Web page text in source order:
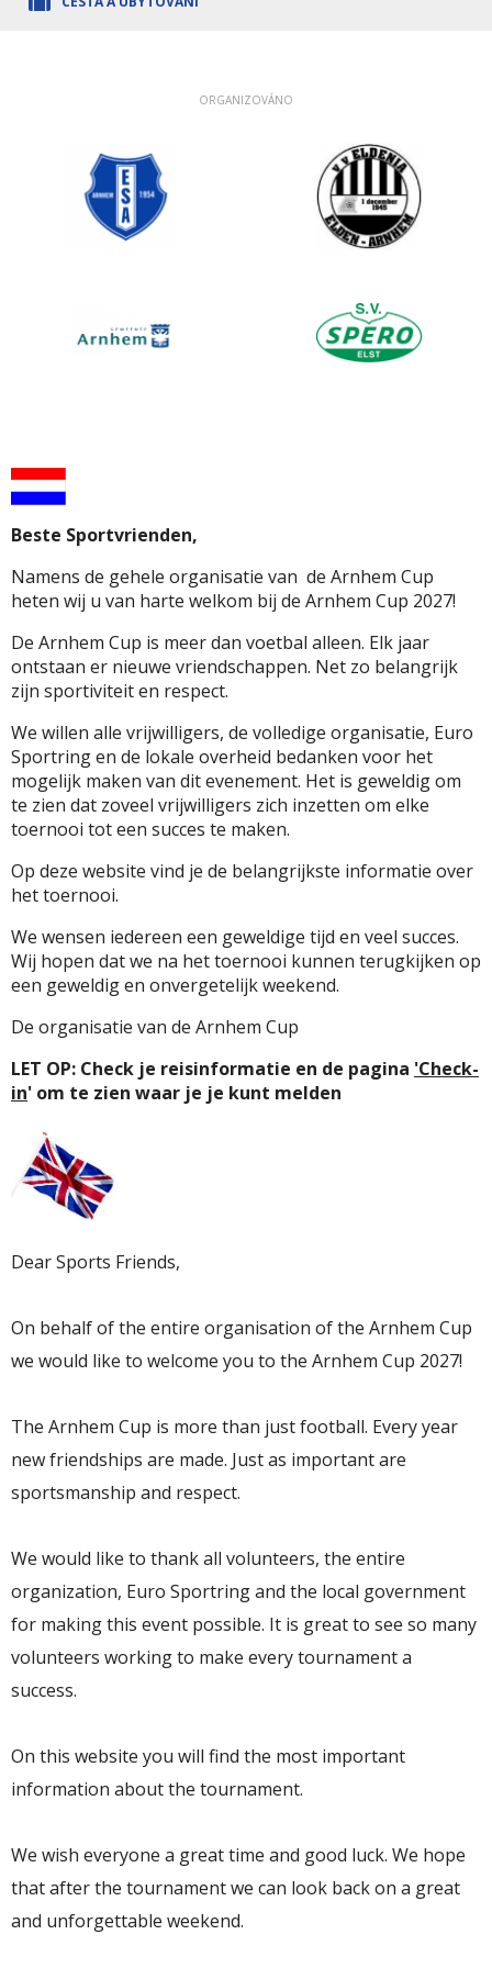
ORGANIZOVÁNO
Beste Sportvrienden,
Namens de gehele organisatie van de Arnhem Cup
heten wij u van harte welkom bij de Arnhem Cup 2027!
De Arnhem Cup is meer dan voetbal alleen. Elk jaar
ontstaan ​​er nieuwe vriendschappen. Net zo belangrijk
zijn sportiviteit en respect.
We willen alle vrijwilligers, de volledige organisatie, Euro
Sportring en de lokale overheid bedanken voor het
mogelijk maken van dit evenement. Het is geweldig om
te zien dat zoveel vrijwilligers zich inzetten om elke
toernooi tot een succes te maken.
Op deze website vind je de belangrijkste informatie over
het toernooi.
We wensen iedereen een geweldige tijd en veel succes.
Wij hopen dat we na het toernooi kunnen terugkijken op
een geweldig en onvergetelijk weekend.
De organisatie van de Arnhem Cup
LET OP: Check je reisinformatie en de pagina 'Check-
in' om te zien waar je je kunt melden
Dear Sports Friends,
On behalf of the entire organisation of the Arnhem Cup
we would like to welcome you to the Arnhem Cup 2027!
The Arnhem Cup is more than just football. Every year
new friendships are made. Just as important are
sportsmanship and respect.
We would like to thank all volunteers, the entire
organization, Euro Sportring and the local government
for making this event possible. It is great to see so many
volunteers working to make every tournament a
success.
On this website you will find the most important
information about the tournament.
We wish everyone a great time and good luck. We hope
that after the tournament we can look back on a great
and unforgettable weekend.